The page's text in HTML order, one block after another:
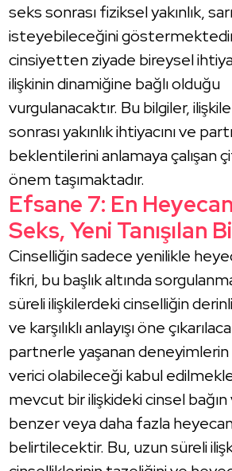
seks sonrası fiziksel yakınlık,
isteyebileceğini
cinsiyetten ziyade bireysel
ilişkinin dinamiğine bağlı olduğu
vurgulanacaktır. Bu bilgiler,
sonrası yakınlık ihtiyacını ve
beklentilerini anlamaya çalışan
önem taşımaktadır.
Efsane 7: En
Seks, Yeni Tanışılan
Cinselliğin sadece yenilikle
fikri, bu başlık altında
süreli ilişkilerdeki cinselliğin
ve karşılıklı anlayışı öne
partnerle yaşanan
verici olabileceği kabul
mevcut bir ilişkideki cinsel
benzer veya daha fazla
belirtilecektir. Bu, uzun süreli